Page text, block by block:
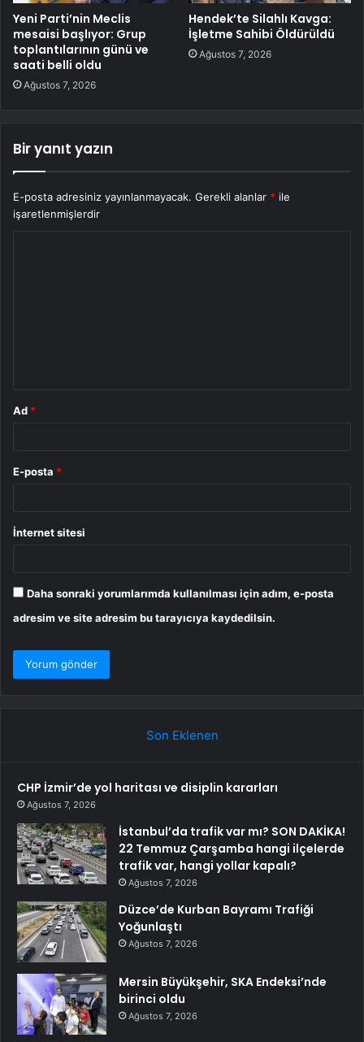
Yeni Parti’nin Meclis
mesaisi başlıyor: Grup
toplantılarının günü ve
saati belli oldu
Ağustos 7, 2026
Hendek’te Silahlı Kavga:
İşletme Sahibi Öldürüldü
Ağustos 7, 2026
Bir yanıt yazın
E-posta adresiniz yayınlanmayacak. Gerekli alanlar * ile
işaretlenmişlerdir
Ad *
E-posta *
İnternet sitesi
Daha sonraki yorumlarımda kullanılması için adım, e-posta
adresim ve site adresim bu tarayıcıya kaydedilsin.
Son Eklenen
CHP İzmir’de yol haritası ve disiplin kararları
Ağustos 7, 2026
İstanbul’da trafik var mı? SON DAKİKA!
22 Temmuz Çarşamba hangi ilçelerde
trafik var, hangi yollar kapalı?
Ağustos 7, 2026
Düzce’de Kurban Bayramı Trafiği
Yoğunlaştı
Ağustos 7, 2026
Mersin Büyükşehir, SKA Endeksi’nde
birinci oldu
Ağustos 7, 2026